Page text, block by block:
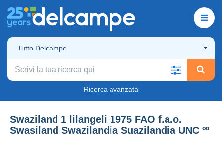
Tutto Delcampe
Ricerca avanzata
Swaziland 1 lilangeli 1975 FAO f.a.o.
Swasiland Swazilandia Suazilandia UNC ºº